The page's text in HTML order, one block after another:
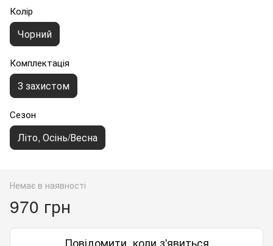
Колір
Чорний
Комплектація
З захистом
Сезон
Літо, Осінь/Весна
Немає в наявності
970 грн
Повідомити, коли з'явиться